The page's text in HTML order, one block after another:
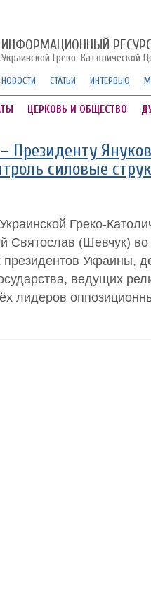
ИНФОРМАЦИОННЫЙ
Украинской Греко-Католической
НОВОСТИ СТАТЬИ ИНТЕРВЬЮ
ЦЕРКОВЬ И ОБЩЕСТВО
Президенту
силовые
Греко-
Святослав (Шевчук) во
президентов Украины,
ведущих
лидеров